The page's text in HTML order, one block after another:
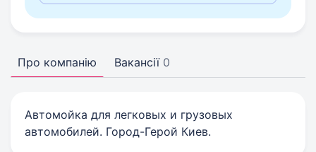
Про компанію Вакансії 0
Автомойка для легковых и грузовых
автомобилей. Город-Герой Киев.